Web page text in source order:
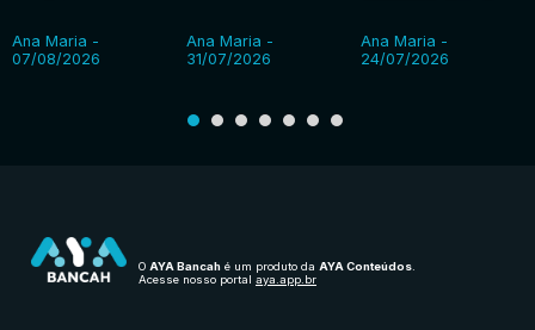
Ana Maria -
07/08/2026
Ana Maria -
31/07/2026
Ana Maria -
24/07/2026
O AYA Bancah é um produto da AYA Conteúdos
Acesse nosso portal aya.app.br